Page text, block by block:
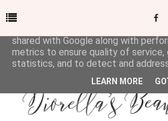
This site uses cookies from Google
shared with Google along with
metrics to ensure quality of service,
statistics, and to detect and
LEARN MORE